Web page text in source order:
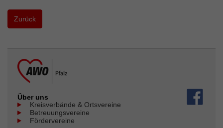
Zurück
Über uns
Kreisverbände & Ortsvereine
Betreuungsvereine
Fördervereine